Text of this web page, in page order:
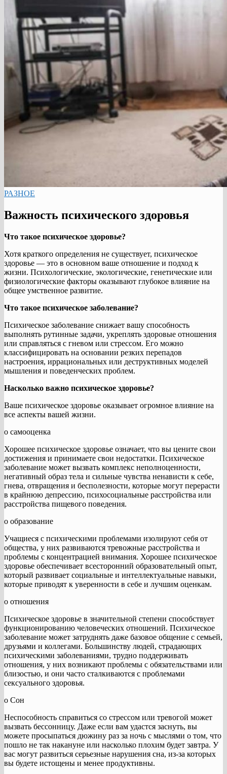
РАЗНОЕ
Важность психического здоровья
Что такое психическое здоровье?
Хотя краткого определения не существует, психическое
здоровье — это в основном ваше отношение и подход к
жизни. Психологические, экологические, генетические или
физиологические факторы оказывают глубокое влияние на
общее умственное развитие.
Что такое психическое заболевание?
Психическое заболевание снижает вашу способность
выполнять рутинные задачи, укреплять здоровые отношения
или справляться с гневом или стрессом. Его можно
классифицировать на основании резких перепадов
настроения, иррациональных или деструктивных моделей
мышления и поведенческих проблем.
Насколько важно психическое здоровье?
Ваше психическое здоровье оказывает огромное влияние на
все аспекты вашей жизни.
o самооценка
Хорошее психическое здоровье означает, что вы цените свои
достижения и принимаете свои недостатки. Психическое
заболевание может вызвать комплекс неполноценности,
негативный образ тела и сильные чувства ненависти к себе,
гнева, отвращения и бесполезности, которые могут перерасти
в крайнюю депрессию, психосоциальные расстройства или
расстройства пищевого поведения.
o образование
Учащиеся с психическими проблемами изолируют себя от
общества, у них развиваются тревожные расстройства и
проблемы с концентрацией внимания. Хорошее психическое
здоровье обеспечивает всесторонний образовательный опыт,
который развивает социальные и интеллектуальные навыки,
которые приводят к уверенности в себе и лучшим оценкам.
o отношения
Психическое здоровье в значительной степени способствует
функционированию человеческих отношений. Психическое
заболевание может затруднять даже базовое общение с семьей,
друзьями и коллегами. Большинству людей, страдающих
психическими заболеваниями, трудно поддерживать
отношения, у них возникают проблемы с обязательствами или
близостью, и они часто сталкиваются с проблемами
сексуального здоровья.
o Сон
Неспособность справиться со стрессом или тревогой может
вызвать бессонницу. Даже если вам удастся заснуть, вы
можете просыпаться дюжину раз за ночь с мыслями о том, что
пошло не так накануне или насколько плохим будет завтра. У
вас могут развиться серьезные нарушения сна, из-за которых
вы будете истощены и менее продуктивны.